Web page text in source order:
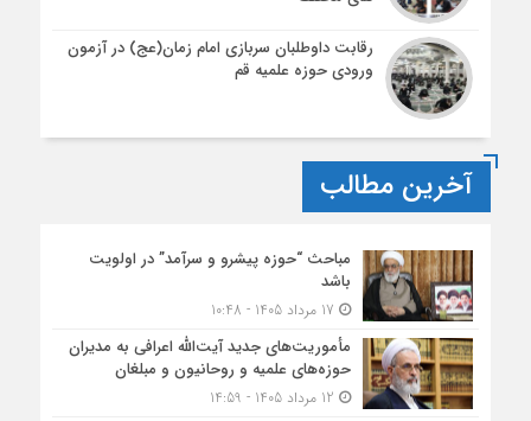
رقابت داوطلبان سربازی امام زمان(عج) در آزمون
ورودی حوزه علمیه قم
آخرین مطالب
مباحث “حوزه پیشرو و سرآمد” در اولویت
باشد
مأموریت‌های جدید آیت‌الله اعرافی به مدیران
حوزه‌های علمیه و روحانیون و مبلغان